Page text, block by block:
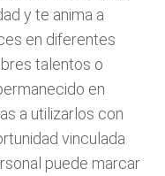
y te anima a
en diferentes
talentos o
en
a utilizarlos con
vinculada
puede marcar